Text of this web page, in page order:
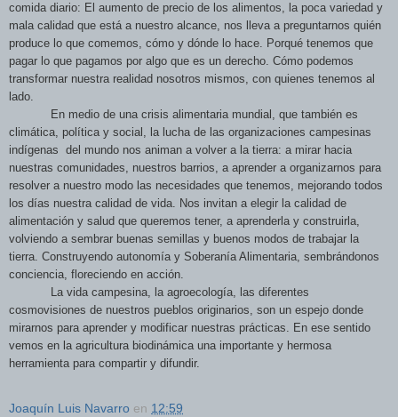
comida diario: El aumento de precio de los alimentos, la poca variedad y
mala calidad que está a nuestro alcance, nos lleva a preguntarnos quién
produce lo que comemos, cómo y dónde lo hace. Porqué tenemos que
pagar lo que pagamos por algo que es un derecho. Cómo podemos
transformar nuestra realidad nosotros mismos, con quienes tenemos al
lado.
En medio de una crisis alimentaria mundial, que también es
climática, política y social, la lucha de las organizaciones campesinas
indígenas del mundo nos animan a volver a la tierra: a mirar hacia
nuestras comunidades, nuestros barrios, a aprender a organizarnos para
resolver a nuestro modo las necesidades que tenemos, mejorando todos
los días nuestra calidad de vida. Nos invitan a elegir la calidad de
alimentación y salud que queremos tener, a aprenderla y construirla,
volviendo a sembrar buenas semillas y buenos modos de trabajar la
tierra. Construyendo autonomía y Soberanía Alimentaria, sembrándonos
conciencia, floreciendo en acción.
La vida campesina, la agroecología, las diferentes
cosmovisiones de nuestros pueblos originarios, son un espejo donde
mirarnos para aprender y modificar nuestras prácticas. En ese sentido
vemos en la agricultura biodinámica una importante y hermosa
herramienta para compartir y difundir.
Joaquín Luis Navarro en 12:59